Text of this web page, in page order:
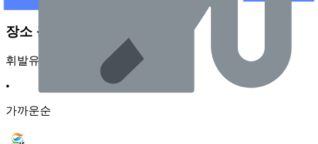
장소 근처 주유소
휘발유
•
가까운순